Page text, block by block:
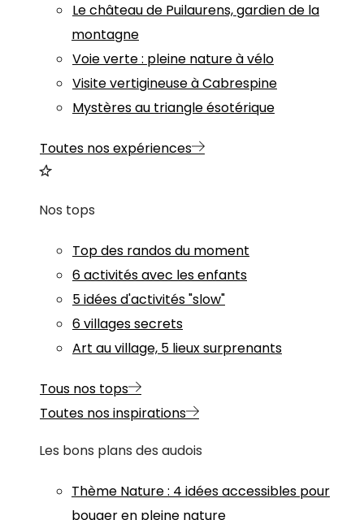
Le château de Puilaurens, gardien de la
montagne
Voie verte : pleine nature à vélo
Visite vertigineuse à Cabrespine
Mystères au triangle ésotérique
Toutes nos expériences
Nos tops
Top des randos du moment
6 activités avec les enfants
5 idées d'activités "slow"
6 villages secrets
Art au village, 5 lieux surprenants
Tous nos tops
Toutes nos inspirations
Les bons plans des audois
Thème Nature: 4 idées accessibles pour
bouger en pleine nature